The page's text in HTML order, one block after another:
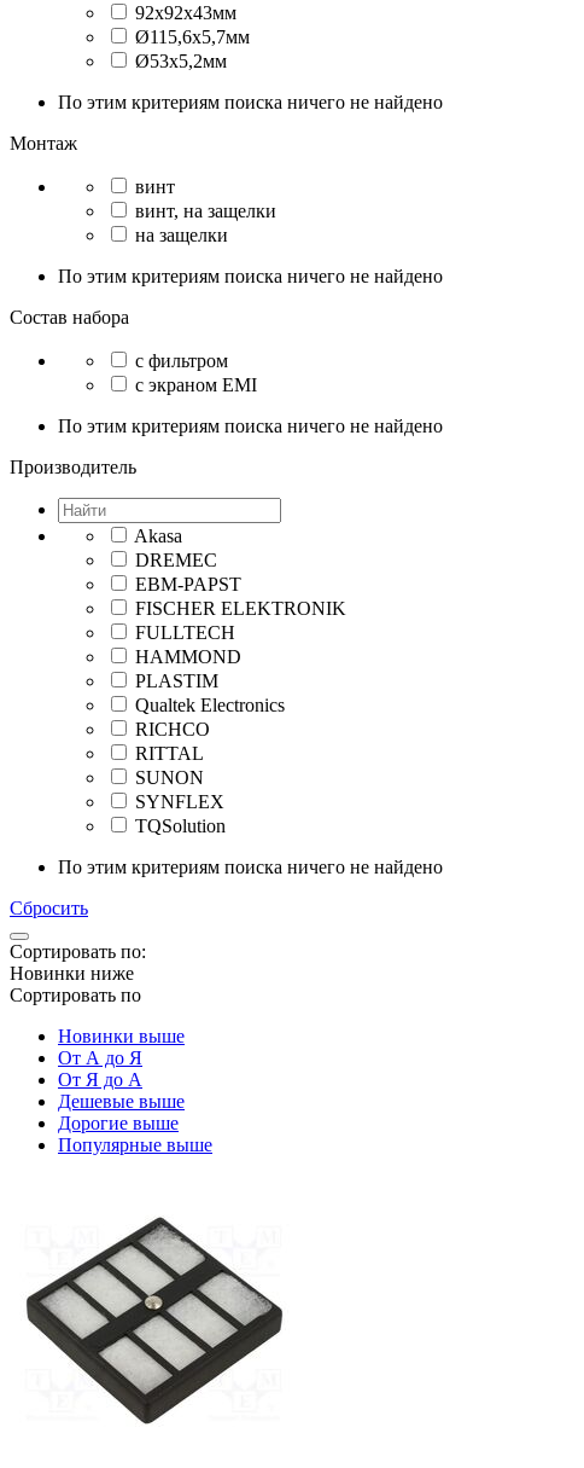
92x92x43мм
Ø115,6x5,7мм
Ø53x5,2мм
По этим критериям поиска ничего не найдено
Монтаж
винт
винт, на защелки
на защелки
По этим критериям поиска ничего не найдено
Состав набора
с фильтром
с экраном EMI
По этим критериям поиска ничего не найдено
Производитель
Akasa
DREMEC
EBM-PAPST
FISCHER ELEKTRONIK
FULLTECH
HAMMOND
PLASTIM
Qualtek Electronics
RICHCO
RITTAL
SUNON
SYNFLEX
TQSolution
По этим критериям поиска ничего не найдено
Сбросить
Сортировать по:
Новинки ниже
Сортировать по
Новинки выше
От А до Я
От Я до А
Дешевые выше
Дорогие выше
Популярные выше